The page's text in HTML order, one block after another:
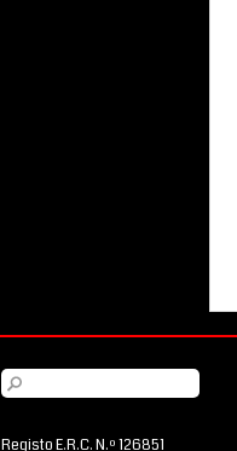
Registo E.R.C. N.º 126851